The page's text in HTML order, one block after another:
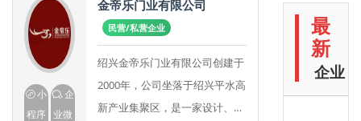
小
程序
企
业微
金帝乐门业有限公司
民营/私营企业
绍兴金帝乐门业有限公司创建于
2000年，公司坐落于绍兴平水高
新产业集聚区，是一家设计、开
最
新
企业